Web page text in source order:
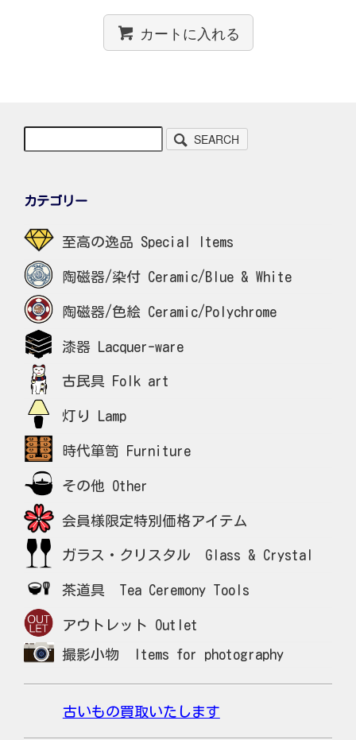
カートに入れる
SEARCH
カテゴリー
至高の逸品 Special Items
陶磁器/染付 Ceramic/Blue & White
陶磁器/色絵 Ceramic/Polychrome
漆器 Lacquer-ware
古民具 Folk art
灯り Lamp
時代箪笥 Furniture
その他 Other
会員様限定特別価格アイテム
ガラス・クリスタル Glass & Crystal
茶道具 Tea Ceremony Tools
アウトレット Outlet
撮影小物 Items for photography
古いもの買取いたします